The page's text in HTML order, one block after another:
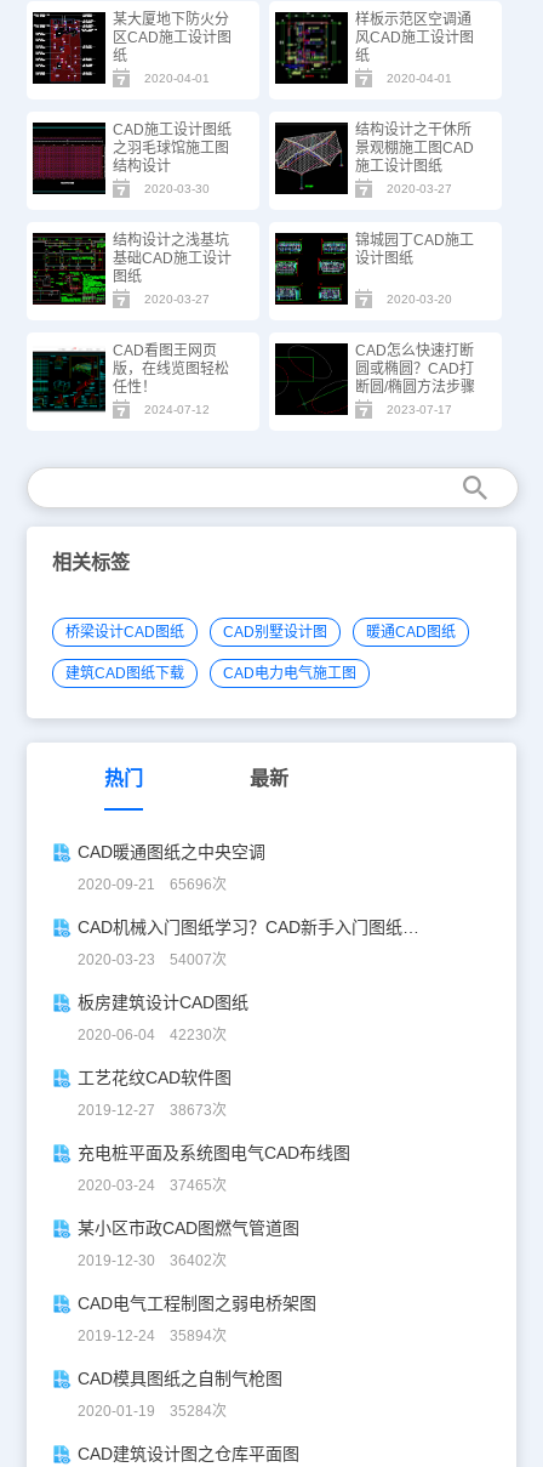
某大厦地下防火分
区CAD施工设计图
纸
2020-04-01
样板示范区空调通
风CAD施工设计图
纸
2020-04-01
CAD施工设计图纸
之羽毛球馆施工图
结构设计
2020-03-30
结构设计之干休所
景观棚施工图CAD
施工设计图纸
2020-03-27
结构设计之浅基坑
基础CAD施工设计
图纸
2020-03-27
锦城园丁CAD施工
设计图纸
2020-03-20
CAD看图王网页
版，在线览图轻松
任性！
2024-07-12
CAD怎么快速打断
圆或椭圆？CAD打
断圆/椭圆方法步骤
2023-07-17
相关标签
桥梁设计CAD图纸 CAD别墅设计图 暖通CAD图纸
建筑CAD图纸下载 CAD电力电气施工图
热门 最新
CAD暖通图纸之中央空调
2020-09-21 65696次
CAD机械入门图纸学习？CAD新手入门图纸练习
2020-03-23 54007次
板房建筑设计CAD图纸
2020-06-04 42230次
工艺花纹CAD软件图
2019-12-27 38673次
充电桩平面及系统图电气CAD布线图
2020-03-24 37465次
某小区市政CAD图燃气管道图
2019-12-30 36402次
CAD电气工程制图之弱电桥架图
2019-12-24 35894次
CAD模具图纸之自制气枪图
2020-01-19 35284次
CAD建筑设计图之仓库平面图